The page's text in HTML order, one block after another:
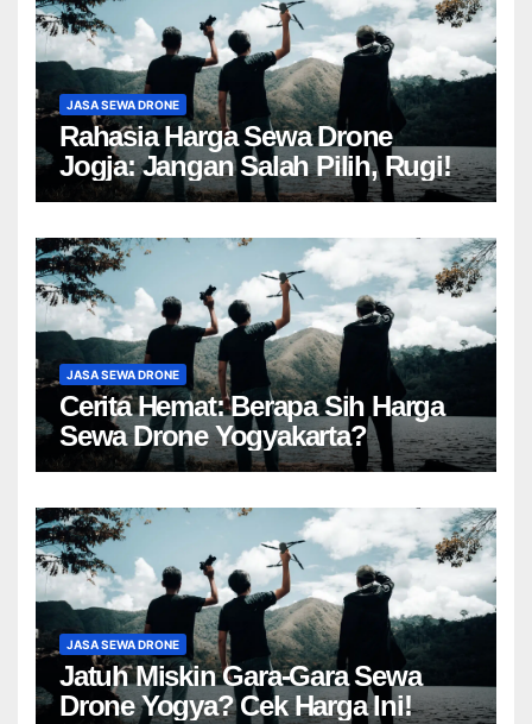
JASA SEWA DRONE
Rahasia Harga Sewa Drone
Jogja: Jangan Salah Pilih, Rugi!
JASA SEWA DRONE
Cerita Hemat: Berapa Sih Harga
Sewa Drone Yogyakarta?
JASA SEWA DRONE
Jatuh Miskin Gara-Gara Sewa
Drone Yogya? Cek Harga Ini!